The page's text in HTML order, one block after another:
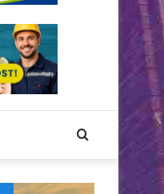
Keresés: